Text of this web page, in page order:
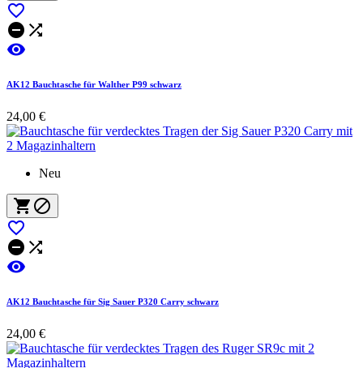

 

AK12 Bauchtasche für Walther P99 schwarz
24,00 €
Neu
 

 

AK12 Bauchtasche für Sig Sauer P320 Carry schwarz
24,00 €